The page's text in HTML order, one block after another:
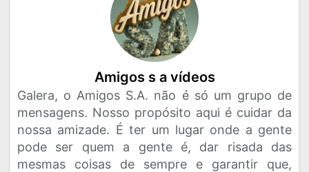
Amigos s a vídeos
Galera, o Amigos S.A. não é só um grupo de
mensagens. Nosso propósito aqui é cuidar da
nossa amizade. É ter um lugar onde a gente
pode ser quem a gente é, dar risada das
mesmas coisas de sempre e garantir que,